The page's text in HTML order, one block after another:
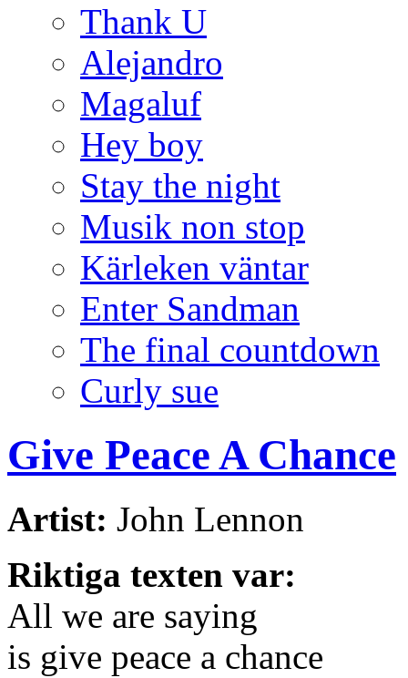
Thank U
Alejandro
Magaluf
Hey boy
Stay the night
Musik non stop
Kärleken väntar
Enter Sandman
The final countdown
Curly sue
Give Peace A Chance
Artist: John Lennon
Riktiga texten var:
All we are saying
is give peace a chance